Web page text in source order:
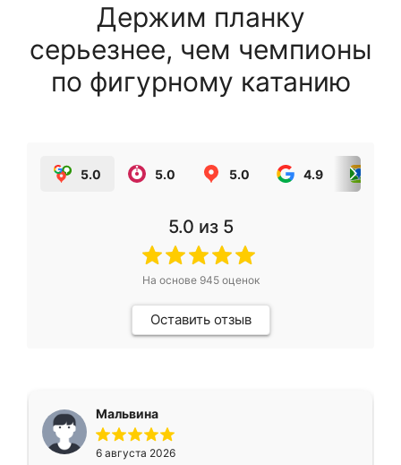
Держим планку
серьезнее, чем чемпионы
по фигурному катанию
5.0 5.0 5.0 4.9
5.0 из 5
На основе 945оценок
Оставить отзыв
Мальвина
6 августа 2026